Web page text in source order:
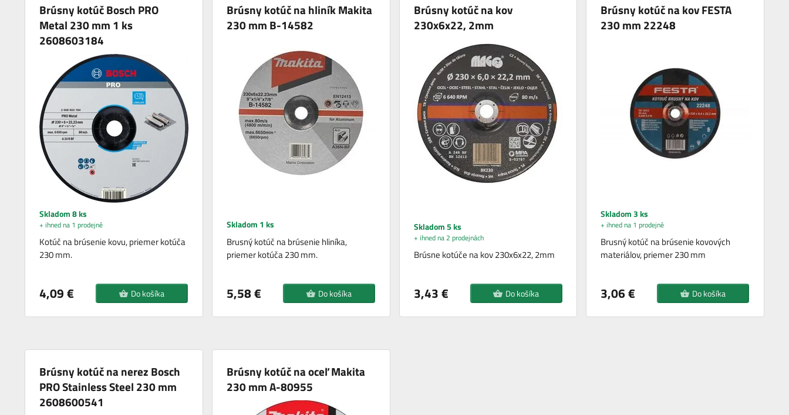
Brúsny kotúč Bosch PRO
Metal 230 mm 1 ks
2608603184
Skladom 8 ks
+ ihned na 1 prodejně
Kotúč na brúsenie kovu, priemer kotúča
230 mm.
4,09 € Do košíka
Brúsny kotúč na hliník Makita
230 mm B-14582
Skladom 1 ks
Brusný kotúč na brúsenie hliníka,
priemer kotúča 230 mm.
5,58 € Do košíka
Brúsny kotúč na kov
230x6x22, 2mm
Skladom 5 ks
+ ihned na 2 prodejnách
Brúsne kotúče na kov 230x6x22, 2mm
3,43 € Do košíka
Brúsny kotúč na kov FESTA
230 mm 22248
Skladom 3 ks
+ ihned na 1 prodejně
Brusný kotúč na brúsenie kovových
materiálov, priemer 230 mm
3,06 € Do košíka
Brúsny kotúč na nerez Bosch
PRO Stainless Steel 230 mm
2608600541
Brúsny kotúč na oceľ Makita
230 mm A-80955